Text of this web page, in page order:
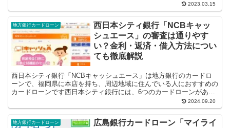
2023.03.15
地方銀行カードローン
西日本シティ銀行「NCBキャッ
シュエース」の審査は通りやす
い？金利・返済・借入方法につい
ても徹底解説
西日本シティ銀行「NCBキャッシュエース」は地方銀行のカードロ
ーンで、福岡県に本店を持ち、周辺地域に住んでいる人におすすめの
カードローンです西日本シティ銀行には、6つのカードローンがあり
2024.09.20
地方銀行カードローン
広島銀行カードローン「マイライ